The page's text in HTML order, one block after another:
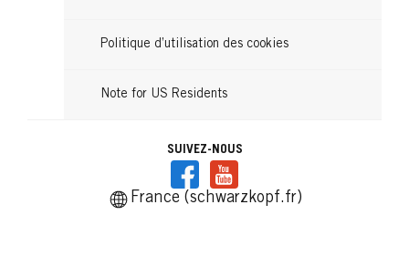
Politique d’utilisation des cookies
Note for US Residents
SUIVEZ-NOUS
France (schwarzkopf.fr)